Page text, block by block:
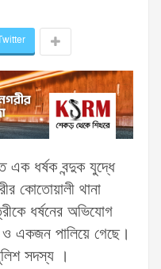
এক ধর্ষক বন্দুক যুদ্ধে
কোতোয়ালী থানা
ধর্ষনের অভিযোগ
একজন পালিয়ে গেছে।
সদস্য ।